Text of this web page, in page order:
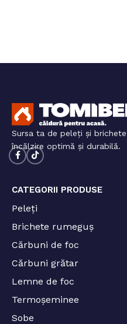
Sursa ta de peleți și
încălzire optimă și durabilă.
CATEGORII PRODUSE
Peleți
Brichete rumeguș
Cărbuni de foc
Cărbuni grătar
Lemne de foc
Termoșeminee
Sobe